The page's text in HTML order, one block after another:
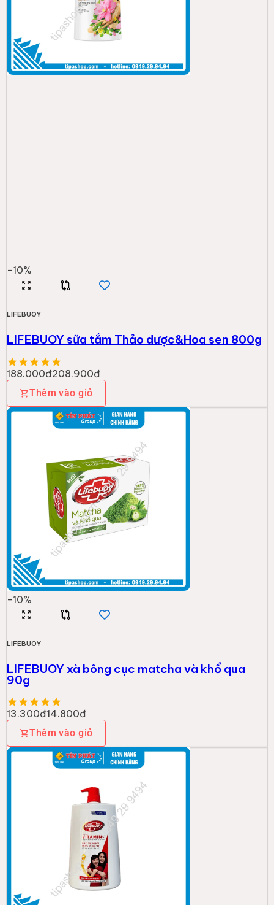
-10%
LIFEBUOY
LIFEBUOY sữa tắm Thảo dược&Hoa sen 800g
188.000đ208.900đ
Thêm vào giỏ
-10%
LIFEBUOY
LIFEBUOY xà bông cục matcha và khổ qua
90g
13.300đ14.800đ
Thêm vào giỏ